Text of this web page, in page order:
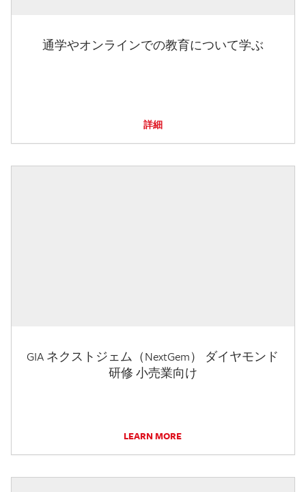
通学やオンラインでの教育について学ぶ
詳細
GIA ネクストジェム（NextGem） ダイヤモンド
研修 小売業向け
LEARN MORE